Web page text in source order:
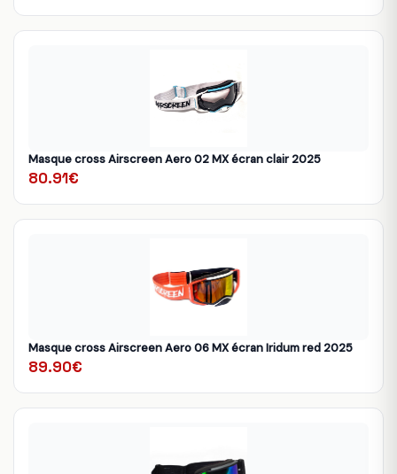
Masque cross Airscreen Aero 02 MX écran clair 2025
80.91€
Masque cross Airscreen Aero 06 MX écran Iridum red 2025
89.90€